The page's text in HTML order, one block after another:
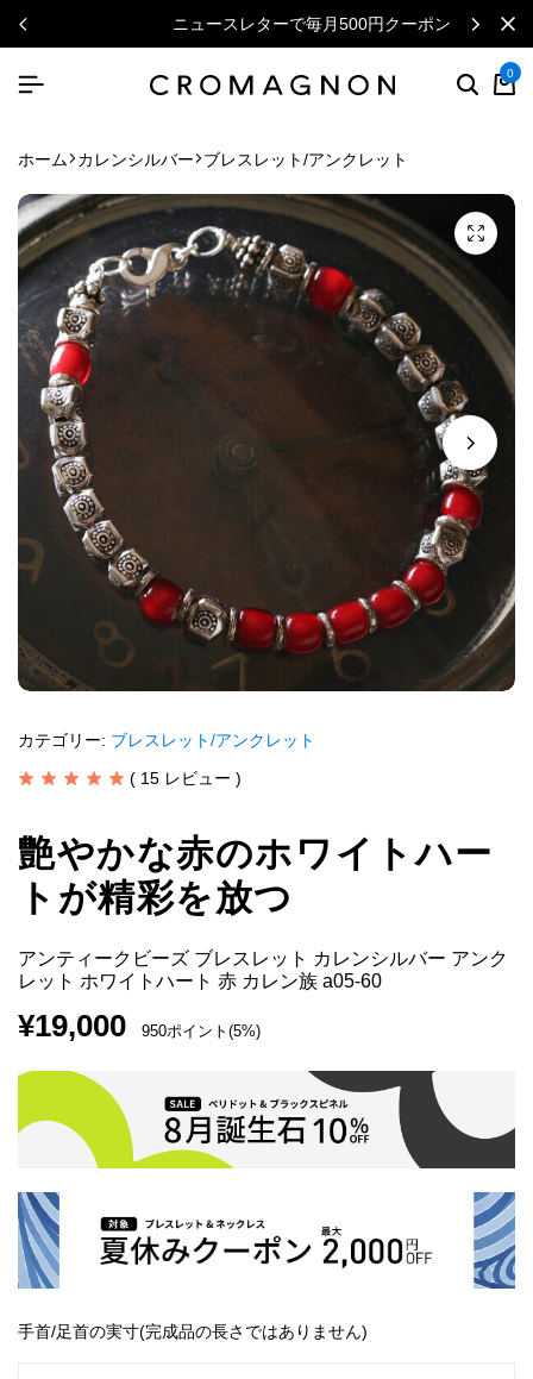
ニュースレターで毎月500円クーポン
0
ホーム カレンシルバー ブレスレット/アンクレット
カテゴリー: ブレスレット/アンクレット
( 15 レビュー )
艶やかな赤のホワイトハー
トが精彩を放つ
アンティークビーズ ブレスレット カレンシルバー アンク
レット ホワイトハート 赤 カレン族 a05-60
¥19,000 950ポイント(5%)
手首/足首の実寸(完成品の長さではありません)